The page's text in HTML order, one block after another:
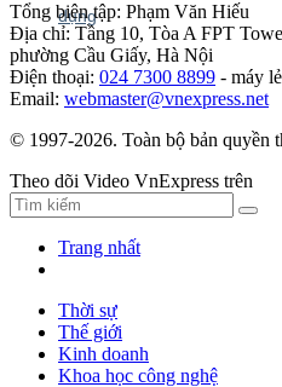
Tổng biên tập: Phạm Văn Hiếu
Địa chỉ: Tầng 10, Tòa A FPT
phường Cầu Giấy, Hà Nội
Điện thoại: 024 7300 8899 - máy
Email: webmaster@vnexpress.net
© 1997-2026. Toàn bộ bản quyền
Theo dõi Video VnExpress trên
Trang nhất
Thời sự
Thế giới
Kinh doanh
Khoa học công nghệ